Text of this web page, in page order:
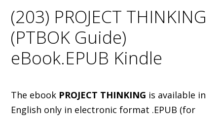
(203) PROJECT THINKING
(PTBOK Guide)
eBook.EPUB Kindle
The ebook PROJECT THINKING is available in
English only in electronic format .EPUB (for